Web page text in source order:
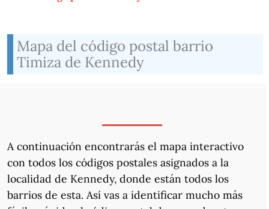
Mapa del código postal barrio
Timiza de Kennedy
A continuación encontrarás el mapa interactivo
con todos los códigos postales asignados a la
localidad de Kennedy, donde están todos los
barrios de esta. Así vas a identificar mucho más